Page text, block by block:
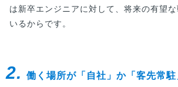
は新卒エンジニアに対して、将来の有望
いるからです。
2.
働く場所が「自社」か「客先常